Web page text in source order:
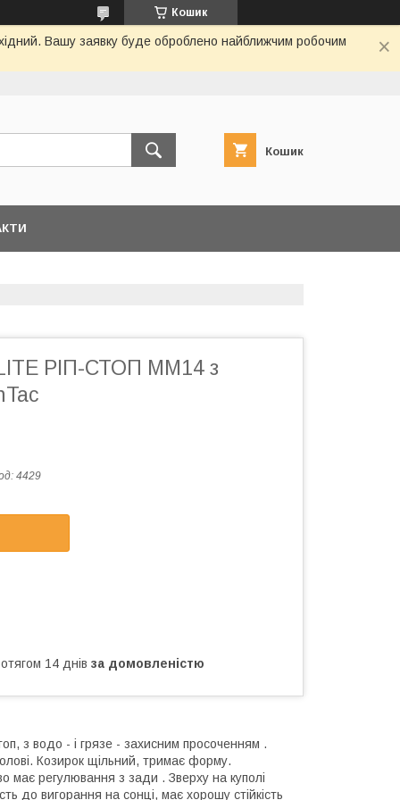
Кошик
Вашу заявку буде оброблено найближчим робочим
Кошик
РІП-СТОП ММ14 з
4429
14 днів за домовленістю
з водо - і грязе - захисним просоченням .
Козирок щільний, тримає форму.
має регулювання з зади . Зверху на куполі
до вигорання на сонці, має хорошу стійкість